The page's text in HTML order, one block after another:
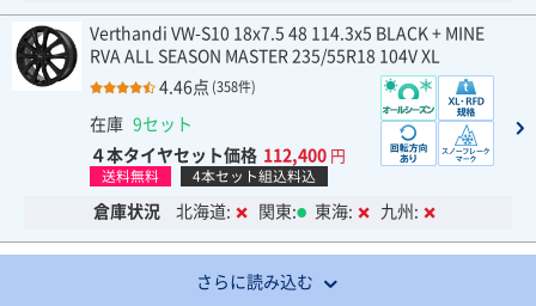
Verthandi VW-S10 18x7.5 48 114.3x5 BLACK + MINE
RVA ALL SEASON MASTER 235/55R18 104V XL
4.46点 (358件)
在庫 9セット
４本タイヤセット価格 112,400 円
送料無料 4本セット組込料込
倉庫状況 北海道: 関東: 東海: 九州:
さらに読み込む